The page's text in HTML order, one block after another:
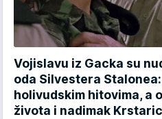
Vojislavu iz Gacka su
oda Silvestera
holivudskim hitovima, a
života i nadimak